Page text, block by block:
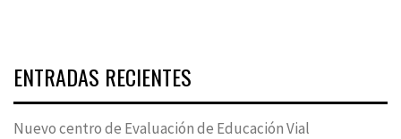
ENTRADAS RECIENTES
Nuevo centro de Evaluación de Educación Vial